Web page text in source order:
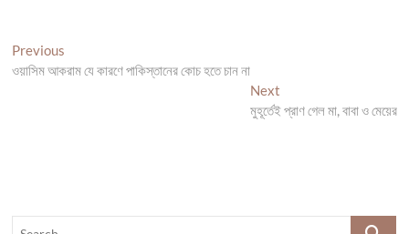
Post
navigation
Previous
post:
ওয়াসিম আকরাম যে কারণে পাকিস্তানের কোচ হতে চান না
NextNext
post:
মুহূর্তেই প্রাণ গেল মা, বাবা ও মেয়ের
Search